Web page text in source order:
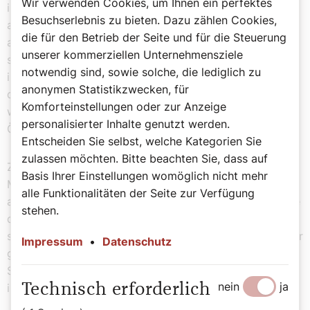
in seinem Heilshandeln durch Formeln einhegen lassen,
als wären es magische Sprüche? Und ist es nicht eine
anachronistische Verabsolutierung einer Taufformel, die
selber eine Genese hat und nicht vom Himmel gefallen
ist? (Und was ist mit den unierten östlichen Kirchen, die
die orthodoxe Taufformel „Sei getauft …“ oder „XYZ
wird getauft“ verwenden? Geht nun ein Riss durch die
Ökumene?)
Zurück zur kleinen Melitta, die doch so gern eine
Melissa wäre. Bei der anschließenden Feier wurde der
alte Priester über das Missgeschick informiert. Er lachte
das einfach beiseite mit dem Hinweis, der Herr werde
schon den richtigen Namen verstanden haben. Hätte der
gute Mann wenigstens die Taufformel aus
Schusseligkeit verändert, stünde der Kaffeetante
immerhin eine neuerliche Taufe zu.
Wir verwenden Cookies, um Ihnen ein perfektes
Besuchserlebnis zu bieten. Dazu zählen Cookies,
die für den Betrieb der Seite und für die Steuerung
unserer kommerziellen Unternehmensziele
notwendig sind, sowie solche, die lediglich zu
anonymen Statistikzwecken, für
Komforteinstellungen oder zur Anzeige
personalisierter Inhalte genutzt werden.
Entscheiden Sie selbst, welche Kategorien Sie
zulassen möchten. Bitte beachten Sie, dass auf
Basis Ihrer Einstellungen womöglich nicht mehr
alle Funktionalitäten der Seite zur Verfügung
stehen.
Impressum • Datenschutz
Technisch erforderlich nein ja